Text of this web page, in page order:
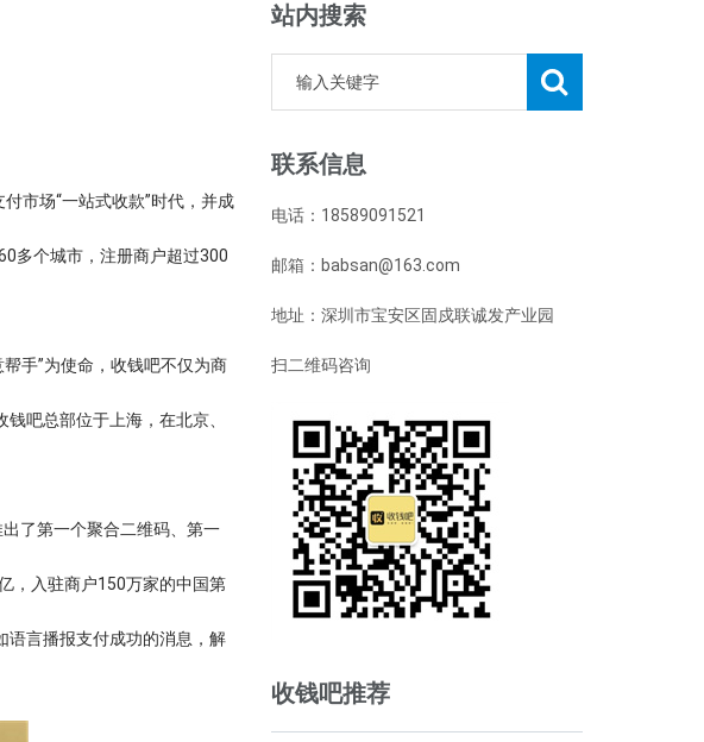
市场“一站式收款”时代，并成
多个城市，注册商户超过300
手”为使命，收钱吧不仅为商
吧总部位于上海，在北京、
了第一个聚合二维码、第一
，入驻商户150万家的中国第
语言播报支付成功的消息，解
站内搜索
联系信息
电话：18589091521
邮箱：babsan@163.com
地址：深圳市宝安区固戍联诚发产业园
扫二维码咨询
收钱吧推荐